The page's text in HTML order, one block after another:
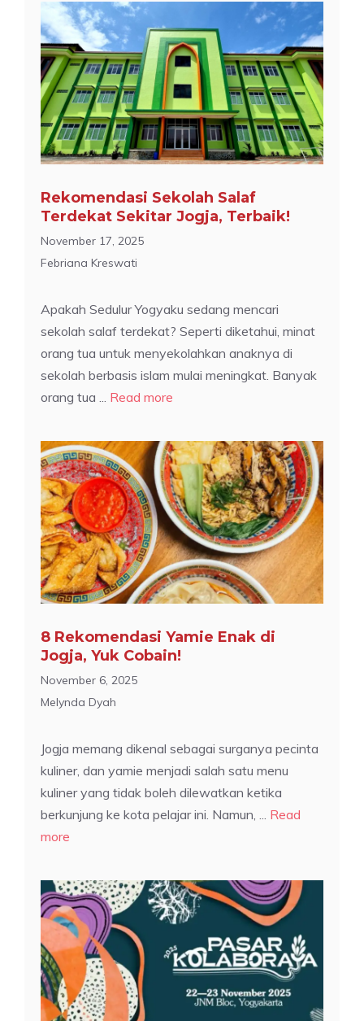
Rekomendasi Sekolah Salaf
Terdekat Sekitar Jogja, Terbaik!
November 17, 2025
Febriana Kreswati
Apakah Sedulur Yogyaku sedang mencari
sekolah salaf terdekat? Seperti diketahui, minat
orang tua untuk menyekolahkan anaknya di
sekolah berbasis islam mulai meningkat. Banyak
orang tua ... Read more
8 Rekomendasi Yamie Enak di
Jogja, Yuk Cobain!
November 6, 2025
Melynda Dyah
Jogja memang dikenal sebagai surganya pecinta
kuliner, dan yamie menjadi salah satu menu
kuliner yang tidak boleh dilewatkan ketika
berkunjung ke kota pelajar ini. Namun, ... Read
more